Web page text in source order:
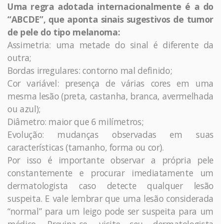
Uma regra adotada internacionalmente é a do
“ABCDE”, que aponta sinais sugestivos de tumor
de pele do tipo melanoma:
Assimetria: uma metade do sinal é diferente da
outra;
Bordas irregulares: contorno mal definido;
Cor variável: presença de várias cores em uma
mesma lesão (preta, castanha, branca, avermelhada
ou azul);
Diâmetro: maior que 6 milímetros;
Evolução: mudanças observadas em suas
características (tamanho, forma ou cor).
Por isso é importante observar a própria pele
constantemente e procurar imediatamente um
dermatologista caso detecte qualquer lesão
suspeita. E vale lembrar que uma lesão considerada
“normal” para um leigo pode ser suspeita para um